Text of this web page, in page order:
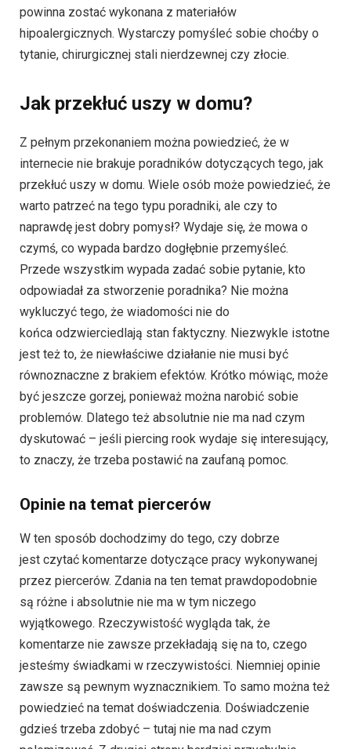
powinna zostać wykonana z materiałów
hipoalergicznych. Wystarczy pomyśleć sobie choćby o
tytanie, chirurgicznej stali nierdzewnej czy złocie.
Jak przekłuć uszy w domu?
Z pełnym przekonaniem można powiedzieć, że w
internecie nie brakuje poradników dotyczących tego, jak
przekłuć uszy w domu. Wiele osób może powiedzieć, że
warto patrzeć na tego typu poradniki, ale czy to
naprawdę jest dobry pomysł? Wydaje się, że mowa o
czymś, co wypada bardzo dogłębnie przemyśleć.
Przede wszystkim wypada zadać sobie pytanie, kto
odpowiadał za stworzenie poradnika? Nie można
wykluczyć tego, że wiadomości nie do
końca odzwierciedlają stan faktyczny. Niezwykle istotne
jest też to, że niewłaściwe działanie nie musi być
równoznaczne z brakiem efektów. Krótko mówiąc, może
być jeszcze gorzej, ponieważ można narobić sobie
problemów. Dlatego też absolutnie nie ma nad czym
dyskutować – jeśli piercing rook wydaje się interesujący,
to znaczy, że trzeba postawić na zaufaną pomoc.
Opinie na temat piercerów
W ten sposób dochodzimy do tego, czy dobrze
jest czytać komentarze dotyczące pracy wykonywanej
przez piercerów. Zdania na ten temat prawdopodobnie
są różne i absolutnie nie ma w tym niczego
wyjątkowego. Rzeczywistość wygląda tak, że
komentarze nie zawsze przekładają się na to, czego
jesteśmy świadkami w rzeczywistości. Niemniej opinie
zawsze są pewnym wyznacznikiem. To samo można też
powiedzieć na temat doświadczenia. Doświadczenie
gdzieś trzeba zdobyć – tutaj nie ma nad czym